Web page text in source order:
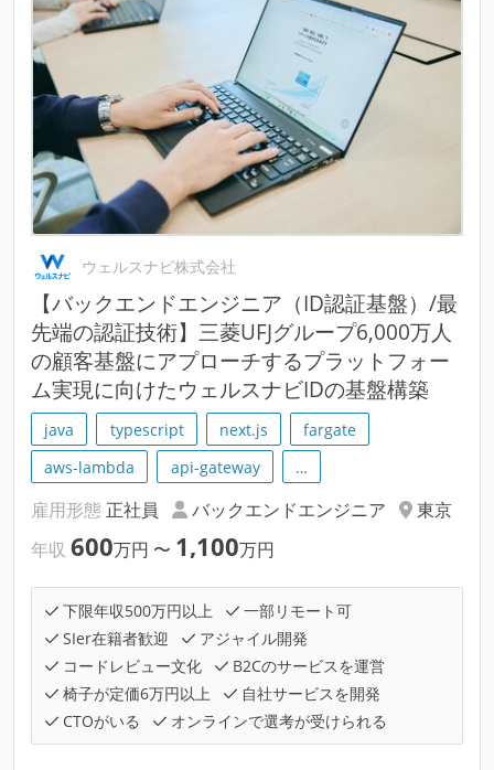
ウェルスナビ株式会社
【バックエンドエンジニア（ID認証基盤）/最
先端の認証技術】三菱UFJグループ6,000万人
の顧客基盤にアプローチするプラットフォー
ム実現に向けたウェルスナビIDの基盤構築
java typescript next.js
fargate
aws-lambda
api-gateway …
雇用形態 正社員 バックエンドエンジニア
東京
年収 600万円 〜 1,100万円
下限年収500万円以上
一部リモート可
SIer在籍者歓迎
アジャイル開発
コードレビュー文化
B2Cのサービスを運営
椅子が定価6万円以上
自社サービスを開発
CTOがいる
オンラインで選考が受けられる